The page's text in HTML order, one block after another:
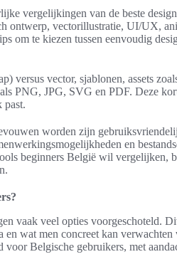
vergelijkingen van de beste
ontwerp, vectorillustratie, UI/UX,
om te kiezen tussen eenvoudig
versus vector, sjablonen, assets
PNG, JPG, SVG en PDF. Deze
past.
worden zijn
en
beginners België wil vergelijken,
vaak veel opties voorgeschoteld.
en wat men concreet kan
Belgische gebruikers, met